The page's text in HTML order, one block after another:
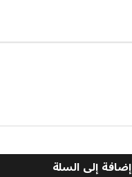
إضافة إلى السلة